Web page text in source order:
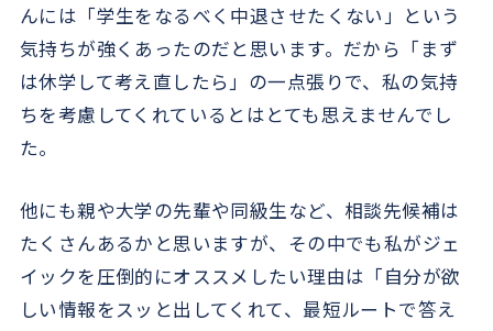
んには「学生をなるべく中退させたくない」という
気持ちが強くあったのだと思います。だから「まず
は休学して考え直したら」の一点張りで、私の気持
ちを考慮してくれているとはとても思えませんでし
た。
他にも親や大学の先輩や同級生など、相談先候補は
たくさんあるかと思いますが、その中でも私がジェ
イックを圧倒的にオススメしたい理由は「自分が欲
しい情報をスッと出してくれて、最短ルートで答え